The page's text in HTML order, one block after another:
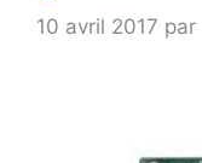
10 avril 2017 par